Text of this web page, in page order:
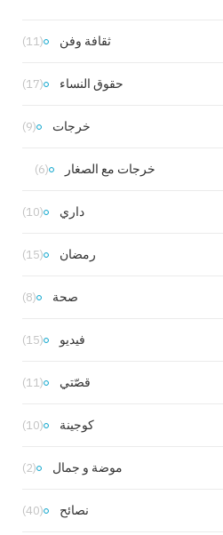
ثقافة وفن (11)
حقوق النساء (17)
خرجات (9)
خرجات مع الصغار (6)
داري (10)
رمضان (15)
صحة (8)
فيديو (15)
قصّتي (11)
كوجينة (10)
موضة و جمال (2)
نصائح (40)